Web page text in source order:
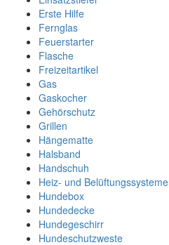
Erste Hilfe
Fernglas
Feuerstarter
Flasche
Freizeitartikel
Gas
Gaskocher
Gehörschutz
Grillen
Hängematte
Halsband
Handschuh
Heiz- und Belüftungssysteme
Hundebox
Hundedecke
Hundegeschirr
Hundeschutzweste